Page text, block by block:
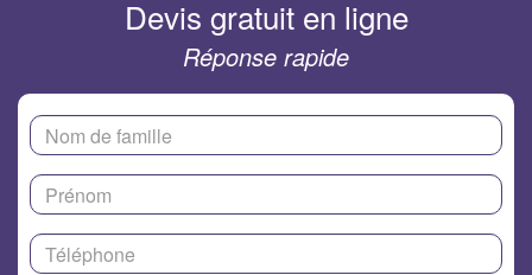
Devis gratuit en ligne
Réponse rapide